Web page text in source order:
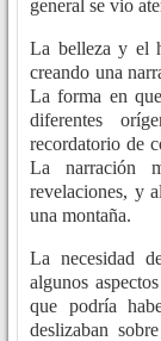
general se vio
La belleza y el
creando una
La forma en
diferentes
recordatorio de
La narración
revelaciones, y
una montaña.
La necesidad
algunos
que podría
deslizaban